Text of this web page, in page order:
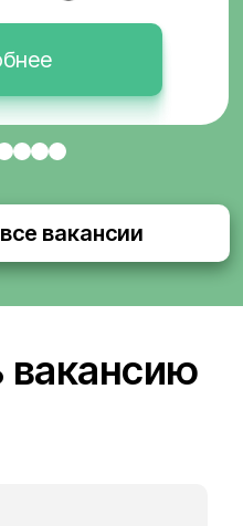
вакансии
вакансию